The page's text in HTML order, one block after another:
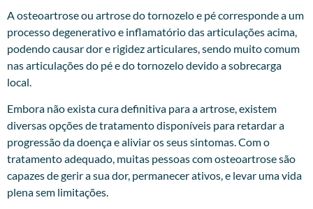
A osteoartrose ou artrose do tornozelo e pé corresponde a um
processo degenerativo e inflamatório das articulações acima,
podendo causar dor e rigidez articulares, sendo muito comum
nas articulações do pé e do tornozelo devido a sobrecarga
local.
Embora não exista cura definitiva para a artrose, existem
diversas opções de tratamento disponíveis para retardar a
progressão da doença e aliviar os seus sintomas. Com o
tratamento adequado, muitas pessoas com osteoartrose são
capazes de gerir a sua dor, permanecer ativos, e levar uma vida
plena sem limitações.